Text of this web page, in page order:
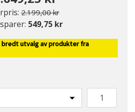
Pris redusert fra
2.199,00 krtil
549,75 kr
bredt utvalg av produkter fra